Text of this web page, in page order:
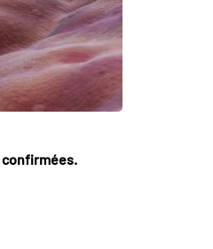
confirmées.